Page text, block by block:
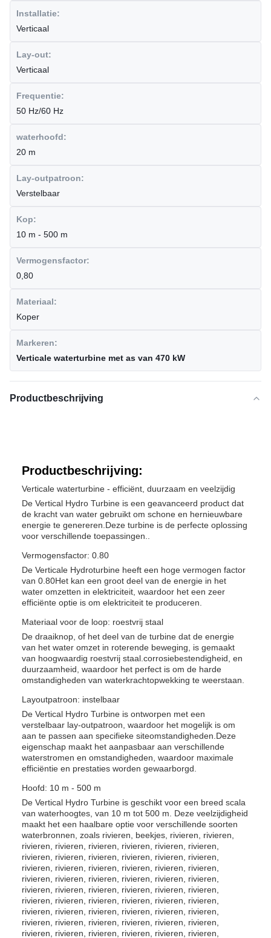
Installatie:
Verticaal
Lay-out:
Verticaal
Frequentie:
50 Hz/60 Hz
waterhoofd:
20 m
Lay-outpatroon:
Verstelbaar
Kop:
10 m - 500 m
Vermogensfactor:
0,80
Materiaal:
Koper
Markeren:
Verticale waterturbine met as van 470 kW
Productbeschrijving
Productbeschrijving:
Verticale waterturbine - efficiënt, duurzaam en veelzijdig
De Vertical Hydro Turbine is een geavanceerd product dat
de kracht van water gebruikt om schone en hernieuwbare
energie te genereren.Deze turbine is de perfecte oplossing
voor verschillende toepassingen..
Vermogensfactor: 0.80
De Verticale Hydroturbine heeft een hoge vermogen factor
van 0.80Het kan een groot deel van de energie in het
water omzetten in elektriciteit, waardoor het een zeer
efficiënte optie is om elektriciteit te produceren.
Materiaal voor de loop: roestvrij staal
De draaiknop, of het deel van de turbine dat de energie
van het water omzet in roterende beweging, is gemaakt
van hoogwaardig roestvrij staal.corrosiebestendigheid, en
duurzaamheid, waardoor het perfect is om de harde
omstandigheden van waterkrachtopwekking te weerstaan.
Layoutpatroon: instelbaar
De Vertical Hydro Turbine is ontworpen met een
verstelbaar lay-outpatroon, waardoor het mogelijk is om
aan te passen aan specifieke siteomstandigheden.Deze
eigenschap maakt het aanpasbaar aan verschillende
waterstromen en omstandigheden, waardoor maximale
efficiëntie en prestaties worden gewaarborgd.
Hoofd: 10 m - 500 m
De Vertical Hydro Turbine is geschikt voor een breed scala
van waterhoogtes, van 10 m tot 500 m. Deze veelzijdigheid
maakt het een haalbare optie voor verschillende soorten
waterbronnen, zoals rivieren, beekjes, rivieren, rivieren,
rivieren, rivieren, rivieren, rivieren, rivieren, rivieren,
rivieren, rivieren, rivieren, rivieren, rivieren, rivieren,
rivieren, rivieren, rivieren, rivieren, rivieren, rivieren,
rivieren, rivieren, rivieren, rivieren, rivieren, rivieren,
rivieren, rivieren, rivieren, rivieren, rivieren, rivieren,
rivieren, rivieren, rivieren, rivieren, rivieren, rivieren,
rivieren, rivieren, rivieren, rivieren, rivieren, rivieren,
rivieren, rivieren, rivieren, rivieren, rivieren, rivieren,
rivieren, rivieren, rivieren, rivieren, rivieren, rivieren,